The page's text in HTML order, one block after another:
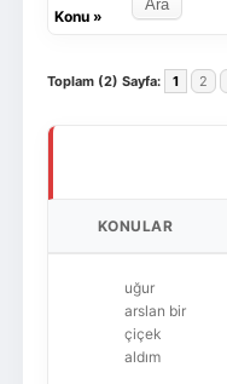
Konu»
Toplam (2) Sayfa: 1 2
KONULAR
uğur
arslan bir
çiçek
aldım